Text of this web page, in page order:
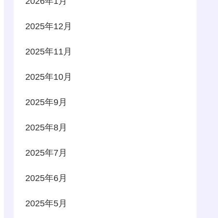
2025年12月
2025年11月
2025年10月
2025年9月
2025年8月
2025年7月
2025年6月
2025年5月